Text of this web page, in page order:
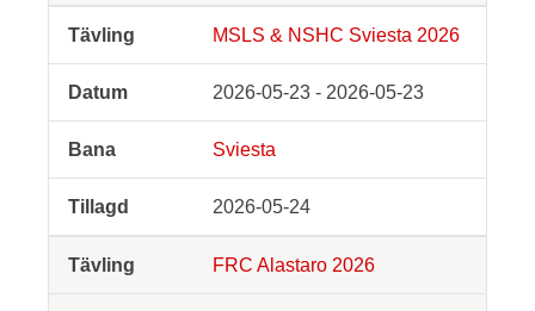
MSLS & NSHC Sviesta 2026
2026-05-23 - 2026-05-23
Sviesta
2026-05-24
FRC Alastaro 2026